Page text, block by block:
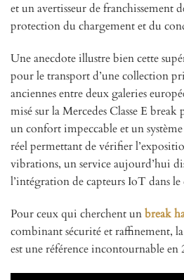
et un avertisseur de franchissement
protection du chargement et du
Une anecdote illustre bien cette
pour le transport d’une collection
anciennes entre deux galeries
misé sur la Mercedes Classe E
un confort impeccable et un
réel permettant de vérifier
vibrations, un service aujourd’hui
l’intégration de capteurs IoT dans le
Pour ceux qui cherchent unbreak
combinant sécurité et raffinement, la
est une référence incontournable en